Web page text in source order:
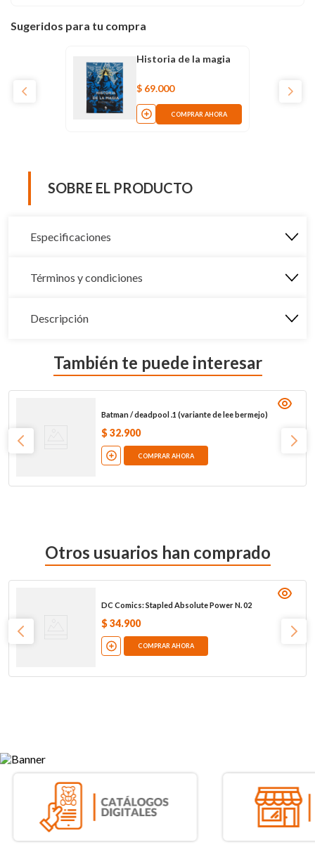
Sugeridos para tu compra
Historia de la magia
$ 69.000
COMPRAR AHORA
SOBRE EL PRODUCTO
Especificaciones
Términos y condiciones
Descripción
También te puede interesar
Batman / deadpool .1 (variante de lee bermejo)
$ 32.900
COMPRAR AHORA
Otros usuarios han comprado
DC Comics: Stapled Absolute Power N. 02
$ 34.900
COMPRAR AHORA